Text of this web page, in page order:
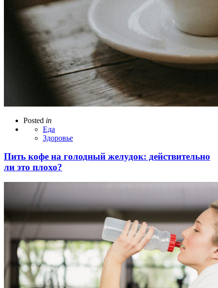
Posted in
Еда
Здоровье
Пить кофе на голодный желудок: действительно
ли это плохо?